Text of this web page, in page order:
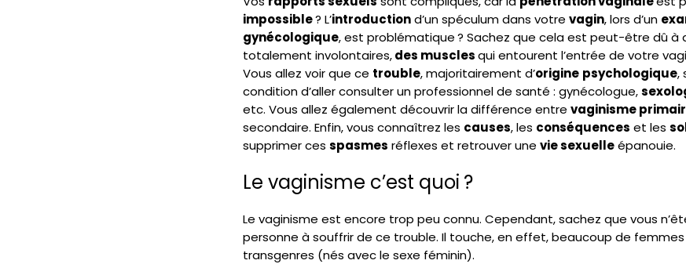
impossible? L’introductiond’un spéculum dans votre vagin, lors d’un
gynécologique, est problématique ? Sachez que cela est peut-être dû à
totalement involontaires,des musclesqui entourent l’entrée de votre
Vous allez voir que ce trouble, majoritairement d’origine psychologique,
condition d’aller consulter un professionnel de santé : gynécologue,
etc. Vous allez également découvrir la différence entre vaginisme
secondaire. Enfin, vous connaîtrez les causes, les conséquences et les
supprimer ces spasmes réflexes et retrouver une vie sexuelleépanouie.
Le vaginisme c’est quoi ?
Le vaginisme est encore trop peu connu. Cependant, sachez que vous
personne à souffrir de ce trouble. Il touche, en effet, beaucoup de
transgenres (nés avec le sexe féminin).